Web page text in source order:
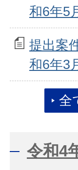
和6年5
提出案
和6年3
全
令和4